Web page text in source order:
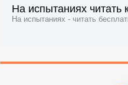
На испытаниях читать
На испытаниях - читать